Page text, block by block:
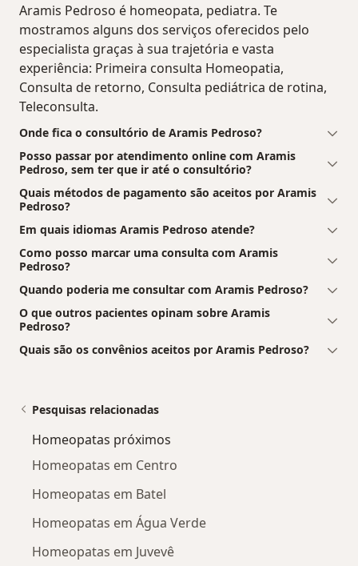
Aramis Pedroso é homeopata, pediatra. Te
mostramos alguns dos serviços oferecidos pelo
especialista graças à sua trajetória e vasta
experiência: Primeira consulta Homeopatia,
Consulta de retorno, Consulta pediátrica de rotina,
Teleconsulta.
Onde fica o consultório de Aramis Pedroso?
Posso passar por atendimento online com Aramis
Pedroso, sem ter que ir até o consultório?
Quais métodos de pagamento são aceitos por Aramis
Pedroso?
Em quais idiomas Aramis Pedroso atende?
Como posso marcar uma consulta com Aramis
Pedroso?
Quando poderia me consultar com Aramis Pedroso?
O que outros pacientes opinam sobre Aramis
Pedroso?
Quais são os convênios aceitos por Aramis Pedroso?
Pesquisas relacionadas
Homeopatas próximos
Homeopatas em Centro
Homeopatas em Batel
Homeopatas em Água Verde
Homeopatas em Juvevê